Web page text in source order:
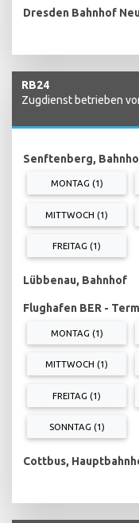
Dresden Bahnhof
RB24
Zugdienst betrieben
Senftenberg,
MONTAG (1)
MITTWOCH (1)
FREITAG (1)
Lübbenau, Bahnhof
Flughafen BER -
MONTAG (1)
MITTWOCH (1)
FREITAG (1)
SONNTAG (1)
Cottbus,